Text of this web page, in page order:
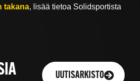
takana, lisää tietoa Solidsportista
UUTISARKISTO